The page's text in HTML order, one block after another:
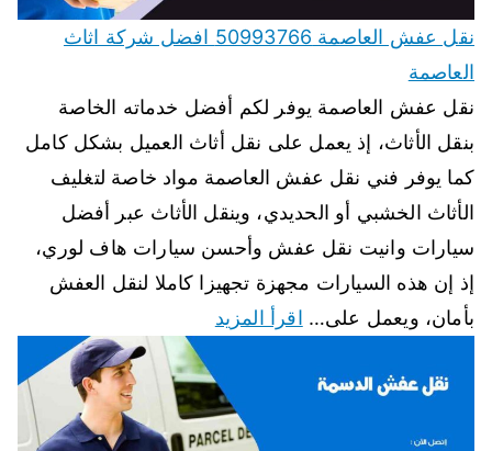
نقل عفش العاصمة 50993766 افضل شركة اثاث
العاصمة
نقل عفش العاصمة يوفر لكم أفضل خدماته الخاصة
بنقل الأثاث، إذ يعمل على نقل أثاث العميل بشكل كامل
كما يوفر فني نقل عفش العاصمة مواد خاصة لتغليف
الأثاث الخشبي أو الحديدي، وينقل الأثاث عبر أفضل
سيارات وانيت نقل عفش وأحسن سيارات هاف لوري،
إذ إن هذه السيارات مجهزة تجهيزا كاملا لنقل العفش
بأمان، ويعمل على… اقرأ المزيد